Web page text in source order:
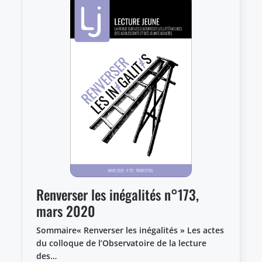
Renverser les inégalités n°173,
mars 2020
Sommaire« Renverser les inégalités » Les actes
du colloque de l’Observatoire de la lecture
des…